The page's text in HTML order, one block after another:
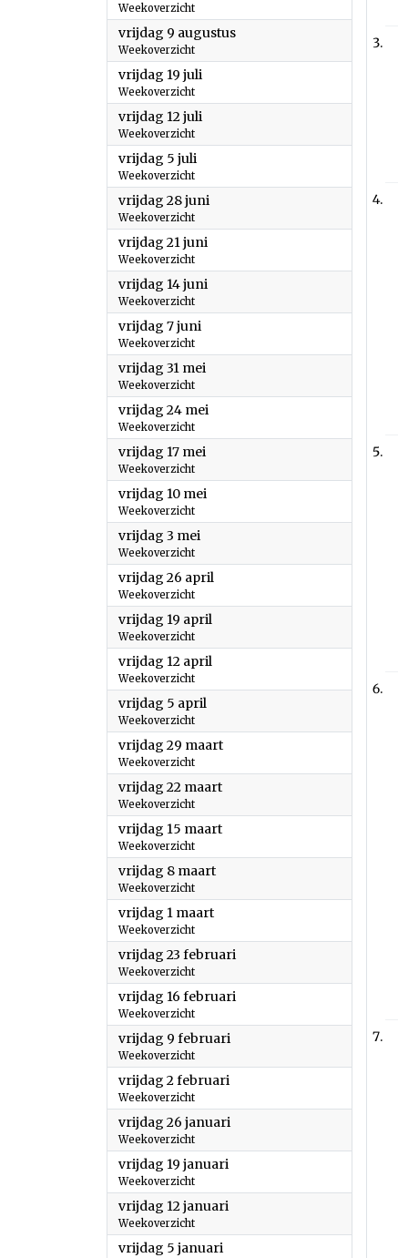
Weekoverzicht
vrijdag 9 augustus2024
Weekoverzicht
vrijdag 19 juli
Weekoverzicht
vrijdag 12 juli
Weekoverzicht
vrijdag 5 juli
Weekoverzicht
vrijdag 28 juni
Weekoverzicht
vrijdag 21 juni
Weekoverzicht
vrijdag 14 juni
Weekoverzicht
vrijdag 7 juni
Weekoverzicht
vrijdag 31 mei
Weekoverzicht
vrijdag 24 mei
Weekoverzicht
vrijdag 17 mei
Weekoverzicht
vrijdag 10 mei
Weekoverzicht
vrijdag 3 mei
Weekoverzicht
vrijdag 26 april
Weekoverzicht
vrijdag 19 april
Weekoverzicht
vrijdag 12 april
Weekoverzicht
vrijdag 5 april
Weekoverzicht
vrijdag 29 maart2024
Weekoverzicht
vrijdag 22 maart2024
Weekoverzicht
vrijdag 15 maart2024
Weekoverzicht
vrijdag 8 maart2024
Weekoverzicht
vrijdag 1 maart2024
Weekoverzicht
vrijdag 23 februari
Weekoverzicht
vrijdag 16 februari
Weekoverzicht
vrijdag 9 februari
Weekoverzicht
vrijdag 2 februari
Weekoverzicht
vrijdag 26 januari
Weekoverzicht
vrijdag 19 januari
Weekoverzicht
vrijdag 12 januari
Weekoverzicht
vrijdag 5 januari